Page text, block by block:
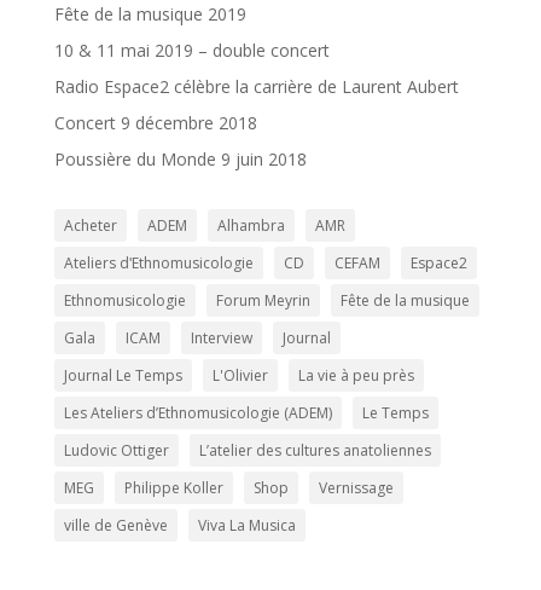
Fête de la musique 2019
10 & 11 mai 2019 – double concert
Radio Espace2 célèbre la carrière de Laurent Aubert
Concert 9 décembre 2018
Poussière du Monde 9 juin 2018
Acheter ADEM Alhambra
AMR
Ateliers dʹEthnomusicologie
CD CEFAM
Espace2
Ethnomusicologie
Forum Meyrin
Fête de la musique
Gala
ICAM Interview
Journal
Journal Le Temps
L'Olivier
La vie à peu près
Les Ateliers d’Ethnomusicologie (ADEM)
Le Temps
Ludovic Ottiger
L’atelier des cultures anatoliennes
MEG
Philippe Koller Shop
Vernissage
ville de Genève
Viva La Musica